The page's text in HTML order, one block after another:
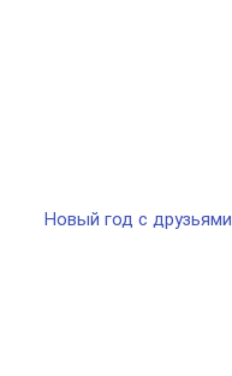
Новый год с друзьями